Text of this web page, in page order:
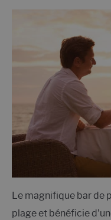
Le magnifique bar de
plage et bénéficie